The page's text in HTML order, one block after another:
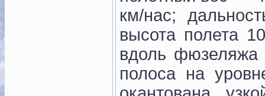
км/нас;
высота полета
вдоль фюзеляжа
полоса на